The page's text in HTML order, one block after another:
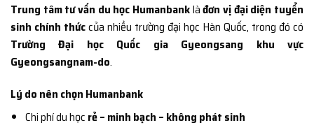
Trung tâm tư vấn du học Humanbanklàđơn vị đại diện tuyển
sinh chính thứccủa nhiều trường đại học Hàn Quốc, trong đó có
Trường Đại học Quốc gia Gyeongsang khu vực
Gyeongsangnam-do.
Lý do nên chọn Humanbank
Chi phí du học rẻ – minh bạch – không phát sinh